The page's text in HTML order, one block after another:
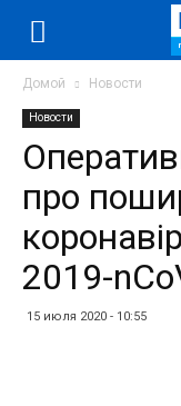
Домой Новости
Новости
про
2019-
15 июля 2020 - 10:55